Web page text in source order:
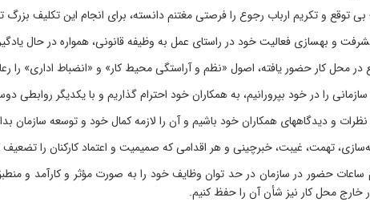
توقع و تکریم ارباب رجوع را فرصتی مغتنم دانسته، برای انجام این تکلیف بزرگ
و بهسازی فعالیت خود در راستای عمل به وظیفه قانونی، همواره در حال
در محل کار حضور یافته، اصول «نظم و آراستگی محیط کار» و «انضباط اداری» را
را در خود بپرورانیم، به همکاران خود احترام گذاریم و با یکدیگر روابطی
و دیدگاههای همکاران خود باشیم و آن را لازمه کمال خود و توسعه سازمان
تهمت، غیبت، خبرچینی و هر اقدامی که صمیمیت و اعتماد کارکنان را تضعیف
ساعات حضور در سازمان در حد توان وظایف خود را به صورت مؤثر و کارآمد و
خارج محل کار نیز شأن آن را حفظ کنیم.